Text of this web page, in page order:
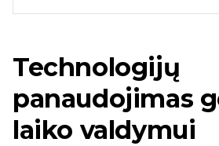
Technologijų
panaudojimas
laiko valdymui